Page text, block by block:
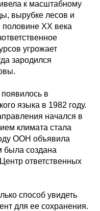
к масштабному
вырубке лесов и
половине ХХ века
угрожает
зародился
в
языка в 1982 году.
начался в
климата стала
ООН объявила
была создана
ответственных
способ увидеть
для ее сохранения.